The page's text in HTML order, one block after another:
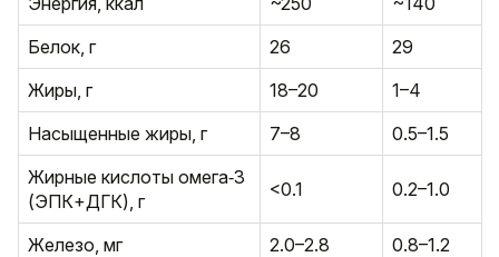
Белок, г
26
29
Жиры, г
18–20
1–4
Насыщенные жиры, г
7–8
0.5–1.5
Жирные кислоты омега‑3
(ЭПК+ДГК), г
<0.1 0.2–1.0
Железо, мг 2.0–2.8
0.8–1.2